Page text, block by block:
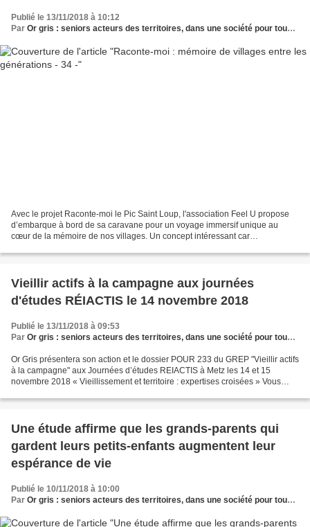
Publié le 13/11/2018 à 10:12
Par Or gris : seniors acteurs des territoires, dans une société pour tous les âges
Avec le projet Raconte-moi le Pic Saint Loup, l'association Feel U propose
d’embarque à bord de sa caravane pour un voyage immersif unique au
cœur de la mémoire de nos villages. Un concept intéressant car
Vieillir actifs à la campagne aux journées
d'études RÉIACTIS le 14 novembre 2018
Publié le 13/11/2018 à 09:53
Par Or gris : seniors acteurs des territoires, dans une société pour tous les âges
Or Gris présentera son action et le dossier POUR 233 du GREP "Vieillir actifs
à la campagne" aux Journées d’études REIACTIS à Metz les 14 et 15
novembre 2018 « Vieillissement et territoire : expertises croisées » Vous
Une étude affirme que les grands-parents qui
gardent leurs petits-enfants augmentent leur
espérance de vie
Publié le 10/11/2018 à 10:00
Par Or gris : seniors acteurs des territoires, dans une société pour tous les âges